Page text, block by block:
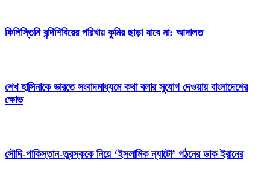
ফিলিস্তিনি বন্দিশিবিরের পরিখায় কুমির ছাড়া যাবে না: আদালত
শেখ হাসিনাকে ভারতে সংবাদমাধ্যমে কথা বলার সুযোগ দেওয়ায় বাংলাদেশের
ক্ষোভ
সৌদি-পাকিস্তান-তুরস্ককে নিয়ে ‘ইসলামিক ন্যাটো’ গঠনের ডাক ইরানের